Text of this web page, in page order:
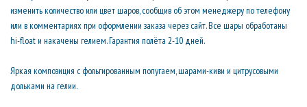
изменить количество или цвет шаров, сообщив об этом менеджеру по телефону
или в комментариях при оформлении заказа через сайт. Все шары обработаны
hi-float и накачены гелием. Гарантия полёта 2-10 дней.
Яркая композиция с фольгированным попугаем, шарами-киви и цитрусовыми
дольками на гелии.